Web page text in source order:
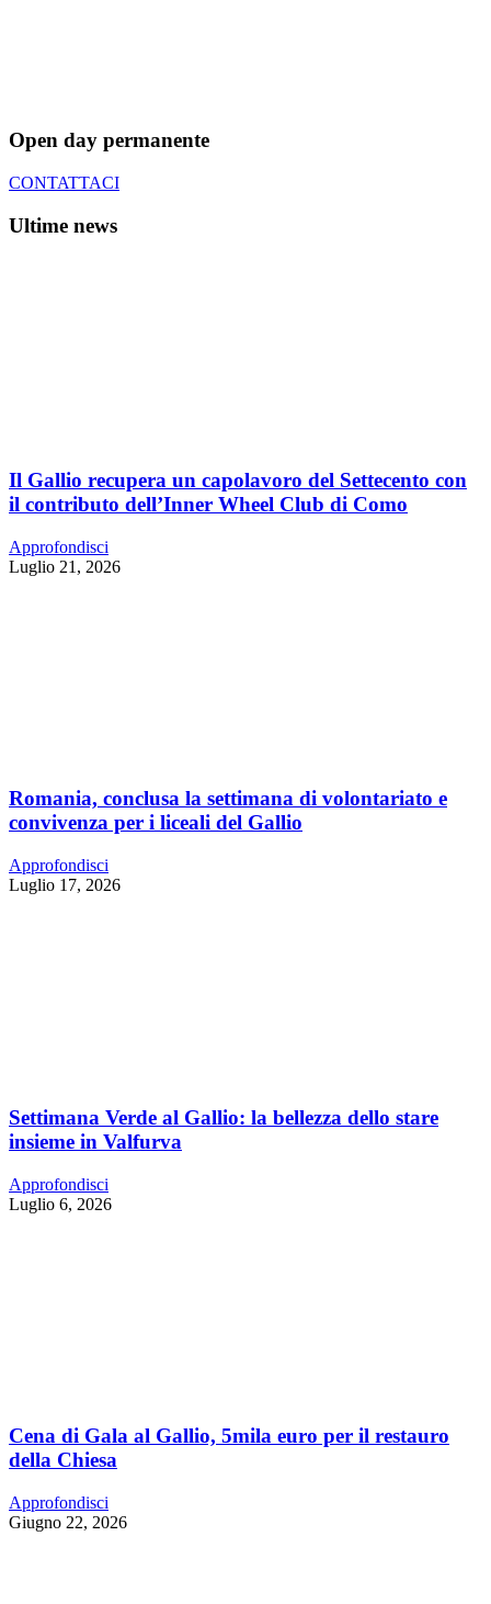
Open day permanente
CONTATTACI
Ultime news
Il Gallio recupera un capolavoro del Settecento con
il contributo dell’Inner Wheel Club di Como
Approfondisci
Luglio 21, 2026
Romania, conclusa la settimana di volontariato e
convivenza per i liceali del Gallio
Approfondisci
Luglio 17, 2026
Settimana Verde al Gallio: la bellezza dello stare
insieme in Valfurva
Approfondisci
Luglio 6, 2026
Cena di Gala al Gallio, 5mila euro per il restauro
della Chiesa
Approfondisci
Giugno 22, 2026